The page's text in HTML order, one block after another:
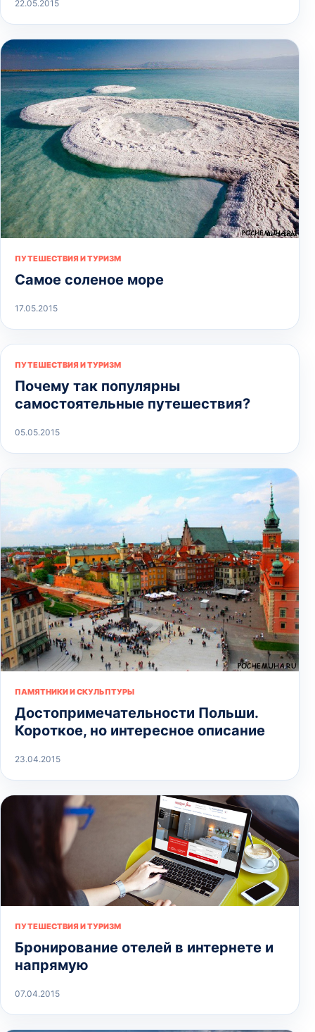
22.05.2015
ПУТЕШЕСТВИЯ И ТУРИЗМ
Самое соленое море
17.05.2015
ПУТЕШЕСТВИЯ И ТУРИЗМ
Почему так популярны
самостоятельные путешествия?
05.05.2015
ПАМЯТНИКИ И СКУЛЬПТУРЫ
Достопримечательности Польши.
Короткое, но интересное описание
23.04.2015
ПУТЕШЕСТВИЯ И ТУРИЗМ
Бронирование отелей в интернете и
напрямую
07.04.2015